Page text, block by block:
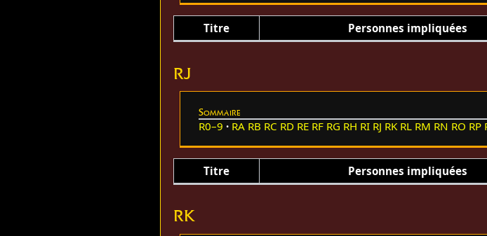
Titre Personnes impliquées
RJ
Sommaire
R0–9 RA RB RC RD RE RF RG RH RI RJ RK RL RM RN RO RP
Titre Personnes impliquées
RK